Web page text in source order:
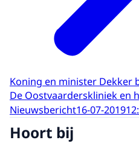
Koning en minister Dekker
De Oostvaarderskliniek en
Nieuwsbericht16-07-2019
Hoort bij